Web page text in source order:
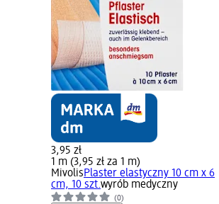
3,95 zł
1 m (3,95 zł za 1 m)
MivolisPlaster elastyczny 10 cm x 6
cm, 10 szt.wyrób medyczny
(0)